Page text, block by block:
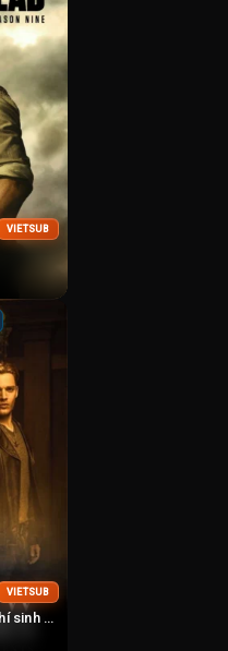
VIETSUB
VIETSUB
Thợ săn bóng đêm: Vũ khí sinh tử 3